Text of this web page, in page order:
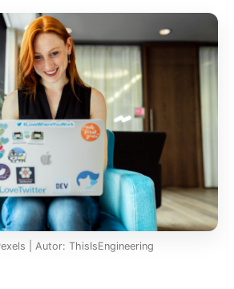
| Autor: ThisIsEngineering